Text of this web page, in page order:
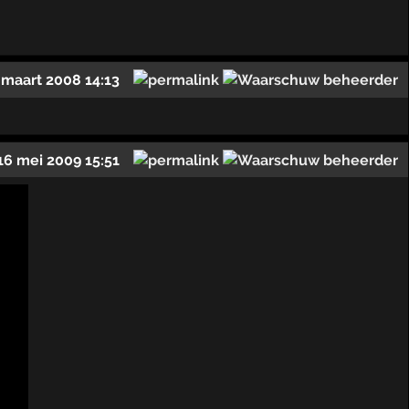
2008 14:13
mei 2009 15:51